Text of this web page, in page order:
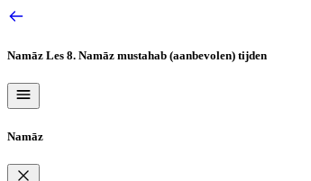
Ga
inhoud
Namāz Les 8. Namāz mustahab (aanbevolen) tijden
Namāz